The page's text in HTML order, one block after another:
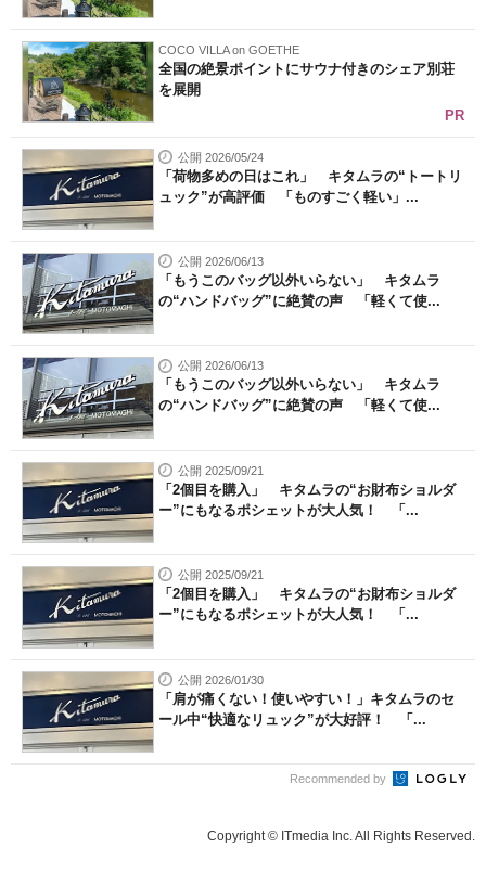
COCO VILLA on GOETHE
全国の絶景ポイントにサウナ付きのシェア別荘
を展開
PR
公開 2026/05/24
「荷物多めの日はこれ」 キタムラの“トートリ
ュック”が高評価 「ものすごく軽い」...
公開 2026/06/13
「もうこのバッグ以外いらない」 キタムラ
の“ハンドバッグ”に絶賛の声 「軽くて使...
公開 2026/06/13
「もうこのバッグ以外いらない」 キタムラ
の“ハンドバッグ”に絶賛の声 「軽くて使...
公開 2025/09/21
「2個目を購入」 キタムラの“お財布ショルダ
ー”にもなるポシェットが大人気！ 「...
公開 2025/09/21
「2個目を購入」 キタムラの“お財布ショルダ
ー”にもなるポシェットが大人気！ 「...
公開 2026/01/30
「肩が痛くない！使いやすい！」キタムラのセ
ール中“快適なリュック”が大好評！ 「...
Recommended by
Copyright © ITmedia Inc. All Rights Reserved.